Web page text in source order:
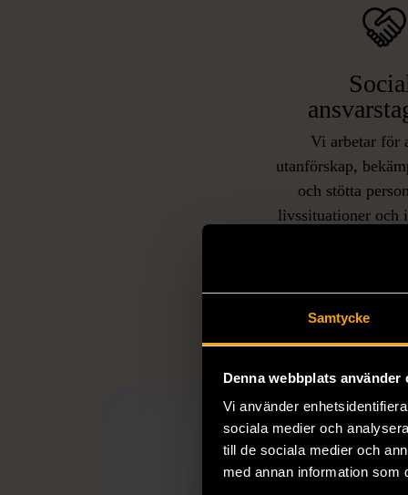
Samtycke
Denna webbplats använder
Vi använder
sociala medier och
till de sociala medier och
med annan information som
Vi arbetar för
utanförskap,
och stötta
livssituationer och
eller annat